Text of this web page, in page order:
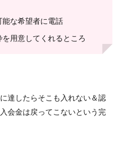
な希望者に電話
用意してくれるところ
達したらそこも入れない＆認
会金は戻ってこないという完